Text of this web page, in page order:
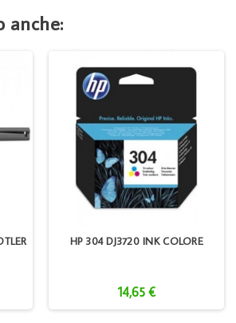
anche:
HP 304 DJ3720 INK COLORE
14,65 €